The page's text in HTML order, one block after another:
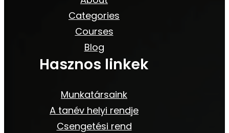
Categories
Courses
Blog
Hasznos linkek
Munkatársaink
A tanév helyi rendje
Csengetési rend